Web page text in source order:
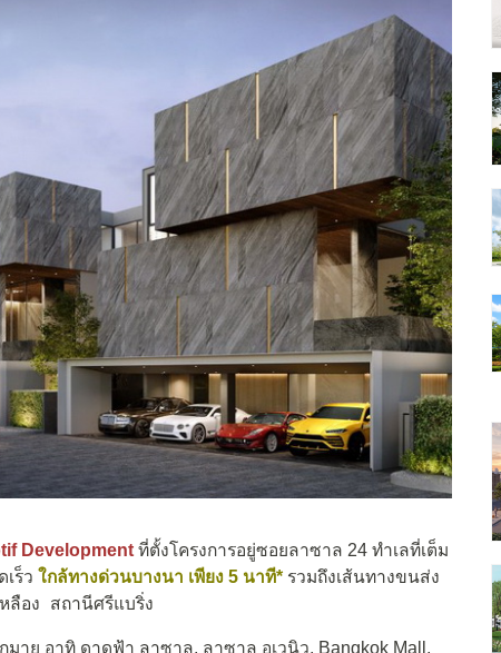
Development ที่ตั้งโครงการอยู่ซอยลาซาล 24 ทำเลที่เต็ม
ร็ว ใกล้ทางด่วนบางนา เพียง 5 นาที* รวมถึงเส้นทางขนส่ง
ลือง สถานีศรีแบริ่ง
าย อาทิ ดาดฟ้า ลาซาล, ลาซาล อเวนิว, Bangkok Mall,